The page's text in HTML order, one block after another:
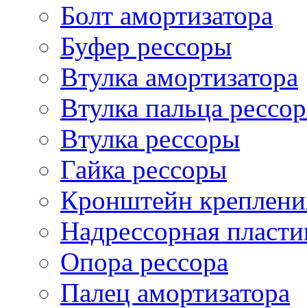
Болт амортизатора
Буфер рессоры
Втулка амортизатора
Втулка пальца
Втулка рессоры
Гайка рессоры
Кронштейн
Надрессорная
Опора рессора
Палец амортизатора